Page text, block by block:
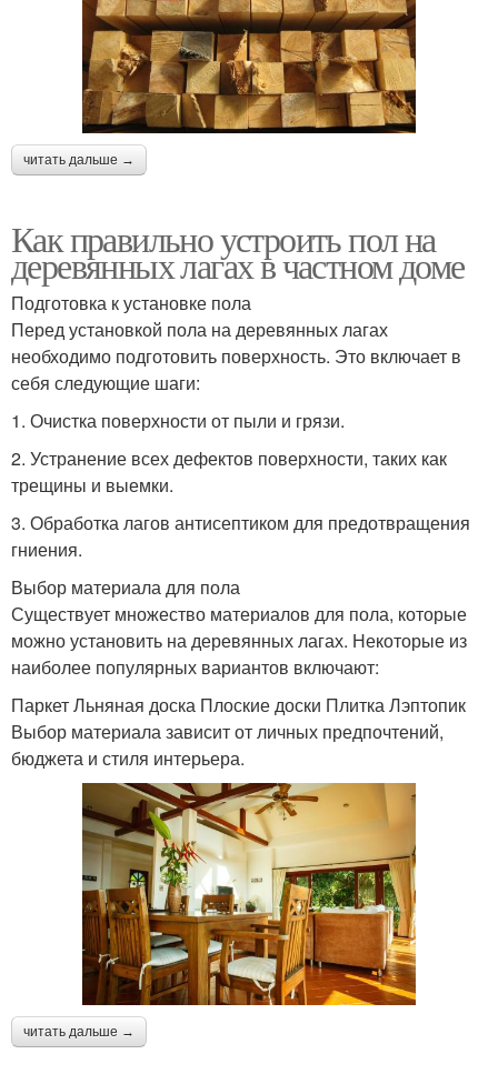
читать дальше →
Как правильно устроить пол на
деревянных лагах в частном доме
Подготовка к установке пола
Перед установкой пола на деревянных лагах
необходимо подготовить поверхность. Это включает в
себя следующие шаги:
1. Очистка поверхности от пыли и грязи.
2. Устранение всех дефектов поверхности, таких как
трещины и выемки.
3. Обработка лагов антисептиком для предотвращения
гниения.
Выбор материала для пола
Существует множество материалов для пола, которые
можно установить на деревянных лагах. Некоторые из
наиболее популярных вариантов включают:
Паркет Льняная доска Плоские доски Плитка Лэптопик
Выбор материала зависит от личных предпочтений,
бюджета и стиля интерьера.
читать дальше →